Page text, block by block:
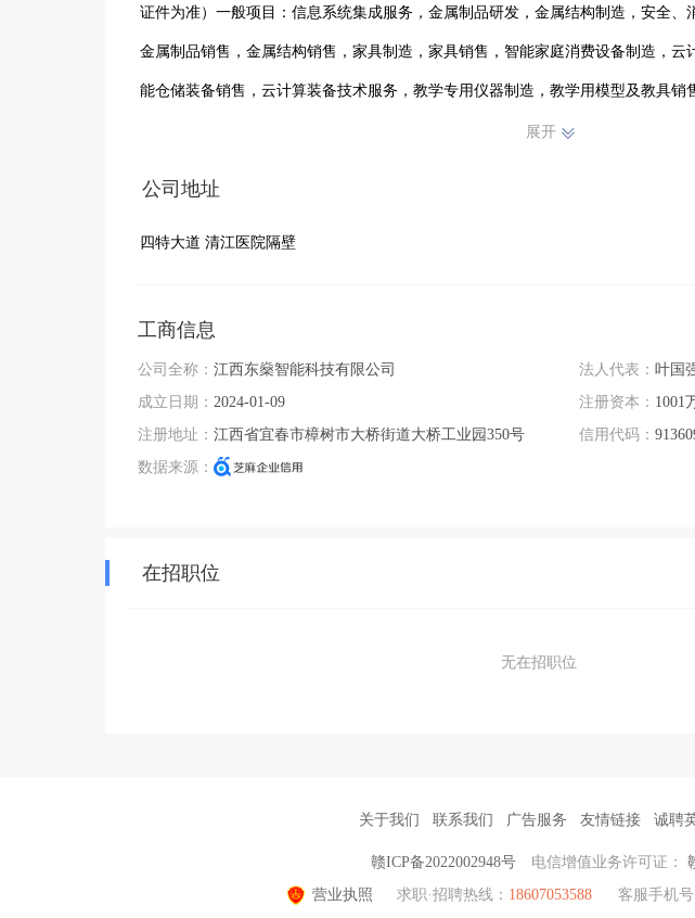
证件为准）一般项目：信息系统集成服务，金属制品研发，金属结构制造，安全、
金属制品销售，金属结构销售，家具制造，家具销售，智能家庭消费设备制造，云
能仓储装备销售，云计算装备技术服务，教学专用仪器制造，教学用模型及教具销
系统销售，门窗销售，安防设备销售，云计算设备销售，体育用品及器材零售，电
用品及器材批发，文具用品批发，计算机软硬件及辅助设备批发，五金产品批发，
销售，电子产品销售，建筑用石加工，木材加工，工艺美术品及收藏品零售（象牙
派遣）（除依法须经批准的项目外，凭营业执照依法自主开展经营活动）
展开
公司地址
四特大道 清江医院隔壁
工商信息
公司全称： 江西东燊智能科技有限公司
成立日期： 2024-01-09
注册地址： 江西省宜春市樟树市大桥街道大桥工业园350号
数据来源：
法人代表： 叶国
注册资本： 1001
信用代码：
在招职位
无在招职位
关于我们 联系我们 广告服务 友情链接 诚聘
赣ICP备2022002948号 电信增值业务许可证：
营业执照
求职·招聘热线： 18607053588 客服手机号